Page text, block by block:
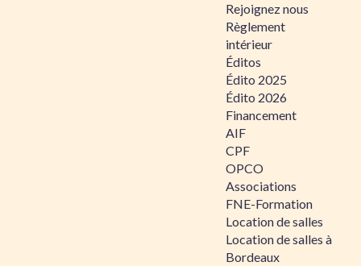
Rejoignez nous
Règlement
intérieur
Éditos
Édito 2025
Édito 2026
Financement
AIF
CPF
OPCO
Associations
FNE-Formation
Location de salles
Location de salles à
Bordeaux